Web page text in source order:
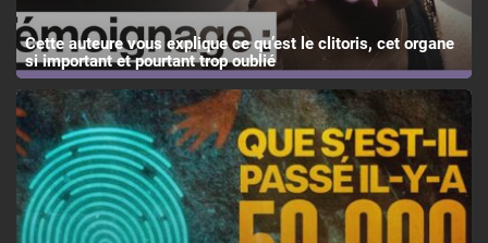
Cette auteure vous explique ce qu’est le clitoris, cet organe
si important et pourtant trop oublié